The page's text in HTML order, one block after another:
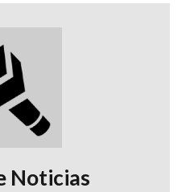
Noticias